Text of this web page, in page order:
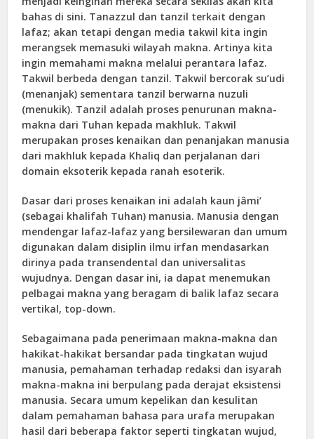
bahas di sini. Tanazzul dan tanzil terkait dengan
lafaz; akan tetapi dengan media takwil kita ingin
merangsek memasuki wilayah makna. Artinya kita
ingin memahami makna melalui perantara lafaz.
Takwil berbeda dengan tanzil. Takwil bercorak su’udi
(menanjak) sementara tanzil berwarna nuzuli
(menukik). Tanzil adalah proses penurunan makna-
makna dari Tuhan kepada makhluk. Takwil
merupakan proses kenaikan dan penanjakan manusia
dari makhluk kepada Khaliq dan perjalanan dari
domain eksoterik kepada ranah esoterik.
Dasar dari proses kenaikan ini adalah kaun jâmi’
(sebagai khalifah Tuhan) manusia. Manusia dengan
mendengar lafaz-lafaz yang bersilewaran dan umum
digunakan dalam disiplin ilmu irfan mendasarkan
dirinya pada transendental dan universalitas
wujudnya. Dengan dasar ini, ia dapat menemukan
pelbagai makna yang beragam di balik lafaz secara
vertikal, top-down.
Sebagaimana pada penerimaan makna-makna dan
hakikat-hakikat bersandar pada tingkatan wujud
manusia, pemahaman terhadap redaksi dan isyarah
makna-makna ini berpulang pada derajat eksistensi
manusia. Secara umum kepelikan dan kesulitan
dalam pemahaman bahasa para urafa merupakan
hasil dari beberapa faktor seperti tingkatan wujud,